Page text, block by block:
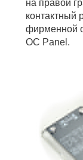
на правой
контактный
фирменной
OC Panel.